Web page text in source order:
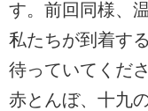
す。前回同様、
私たちが到着す
待っていてくだ
赤とんぼ、十九